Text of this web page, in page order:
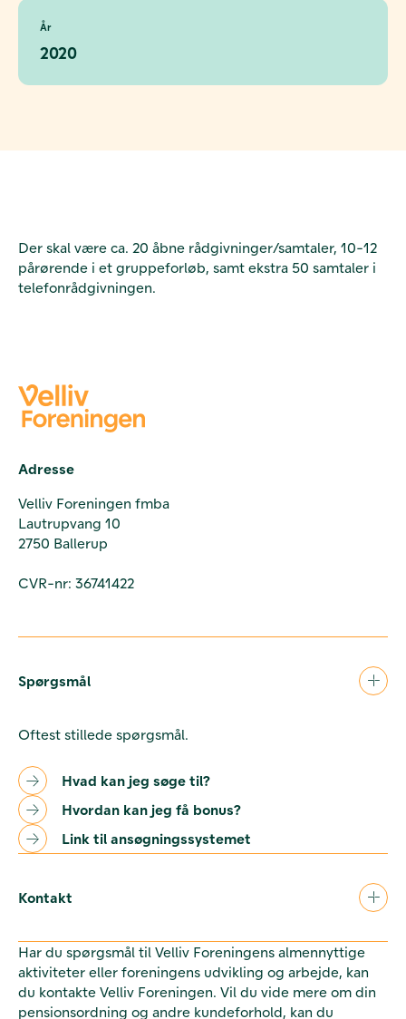
År
2020
Der skal være ca. 20 åbne rådgivninger/samtaler, 10-12
pårørende i et gruppeforløb, samt ekstra 50 samtaler i
telefonrådgivningen.
Adresse
Velliv Foreningen fmba
Lautrupvang 10
2750 Ballerup
CVR-nr: 36741422
Spørgsmål
Oftest stillede spørgsmål.
Hvad kan jeg søge til?
Hvordan kan jeg få bonus?
Link til ansøgningssystemet
Kontakt
Har du spørgsmål til Velliv Foreningens almennyttige
aktiviteter eller foreningens udvikling og arbejde, kan
du kontakte Velliv Foreningen. Vil du vide mere om din
pensionsordning og andre kundeforhold, kan du